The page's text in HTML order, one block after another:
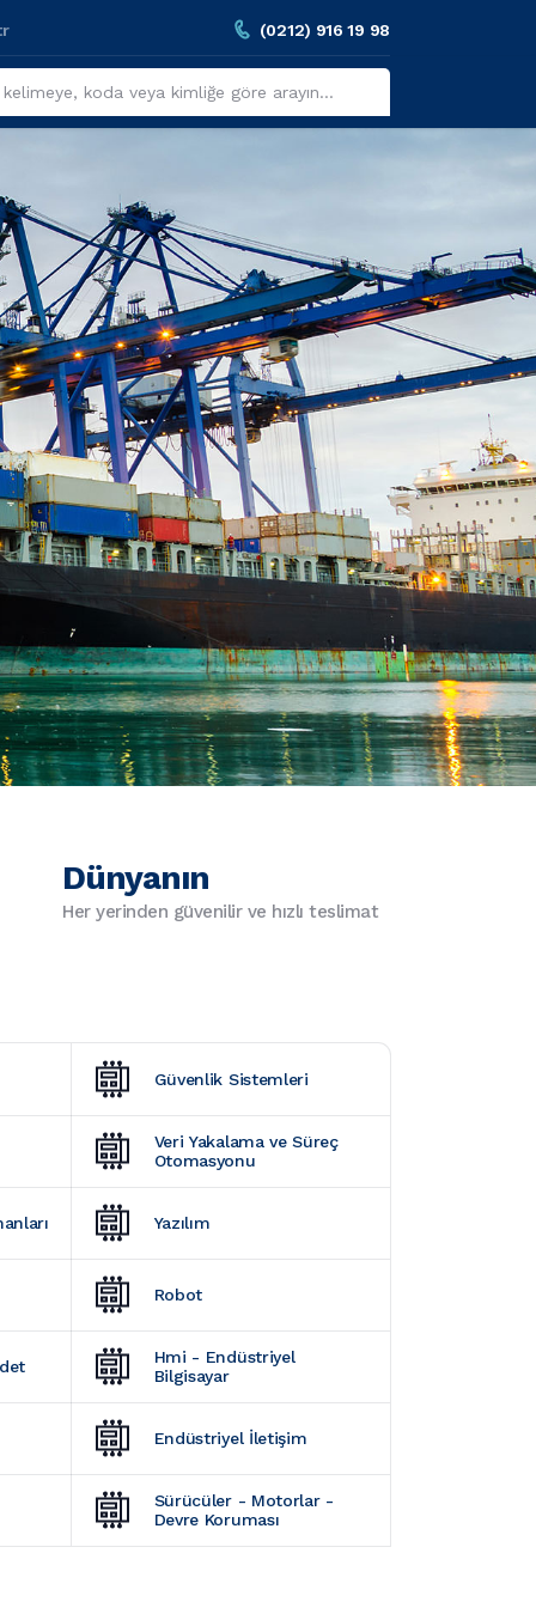
(0212) 916 19 98
Dünyanın
Her yerinden güvenilir ve hızlı teslimat
Güvenlik Sistemleri
Veri Yakalama ve Süreç
Otomasyonu
Yazılım
Robot
Hmi - Endüstriyel
Bilgisayar
Endüstriyel İletişim
Sürücüler - Motorlar -
Devre Koruması